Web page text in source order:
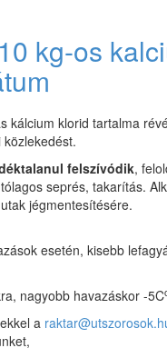
kg-os
kálcium klorid tartalma
felszívódik,
seprés, takarítás.
jégmentesítésére.
esetén, kisebb
nagyobb havazáskor -5C
a